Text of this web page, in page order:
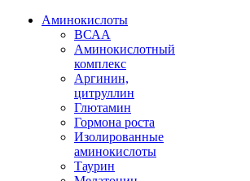
Аминокислоты
ВСАА
Аминокислотный
комплекс
Аргинин,
цитруллин
Глютамин
Гормона роста
Изолированные
аминокислоты
Таурин